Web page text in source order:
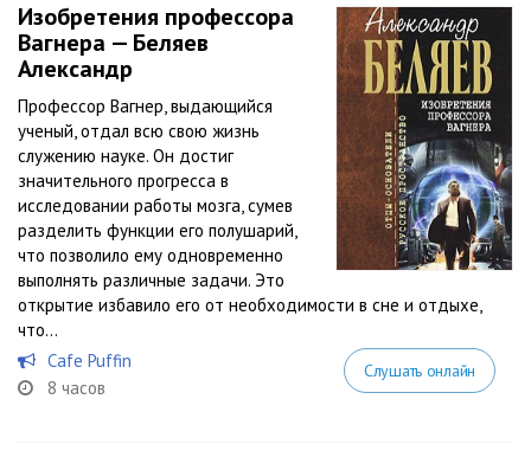
Изобретения профессора
Вагнера — Беляев
Александр
Профессор Вагнер, выдающийся
ученый, отдал всю свою жизнь
служению науке. Он достиг
значительного прогресса в
исследовании работы мозга, сумев
разделить функции его полушарий,
что позволило ему одновременно
выполнять различные задачи. Это
открытие избавило его от необходимости в сне и отдыхе,
что...
Cafe Puffin
8 часов
Слушать онлайн